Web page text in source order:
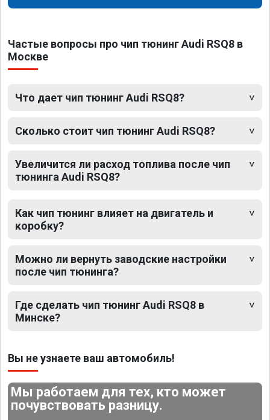
Частые вопросы про чип тюнинг Audi RSQ8 в
Москве
Что дает чип тюнинг Audi RSQ8?
Сколько стоит чип тюнинг Audi RSQ8?
Увеличится ли расход топлива после чип
тюнинга Audi RSQ8?
Как чип тюнинг влияет на двигатель и
коробку?
Можно ли вернуть заводские настройки
после чип тюнинга?
Где сделать чип тюнинг Audi RSQ8 в
Минске?
Вы не узнаете ваш автомобиль!
Мы работаем для тех, кто может
почувствовать разницу.